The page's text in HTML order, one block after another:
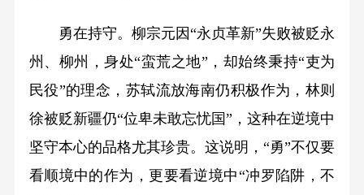
勇在持守。柳宗元因“永贞革新”失败被贬永
州、柳州，身处“蛮荒之地”，却始终秉持“吏为
民役”的理念，苏轼流放海南仍积极作为，林则
徐被贬新疆仍“位卑未敢忘忧国”，这种在逆境中
坚守本心的品格尤其珍贵。这说明，“勇”不仅要
看顺境中的作为，更要看逆境中“冲罗陷阱，不